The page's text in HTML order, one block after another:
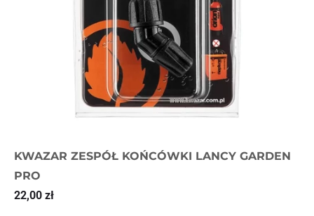
KWAZAR ZESPÓŁ KOŃCÓWKI LANCY GARDEN
PRO
22,00 zł